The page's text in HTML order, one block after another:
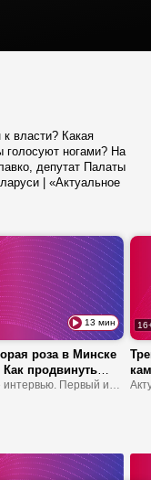
власти? Какая
голосуют ногами? На
депутат Палаты
| «Актуальное
13 мин
роза в Минске
Как продвинуть
| В Африке